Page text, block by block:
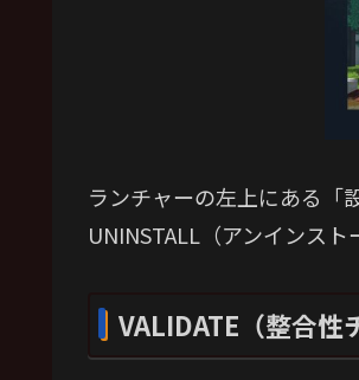
ランチャーの左上にある「
UNINSTALL（アンインスト
VALIDATE（整合性